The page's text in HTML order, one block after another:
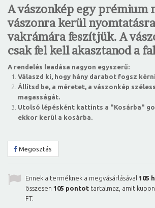
A vászonkép egy prémium
vászonra kerül
vakrámára feszítjük. A
csak fel kell akasztanod a
A rendelés leadása nagyon egyszerű:
Válaszd ki, hogy hány darabot fogsz
Állítsd be, a méretet, a vászonkép
magasságát.
Utolsó lépésként kattints a "Kosárba"
ekkor kerül a kosárba.
Megosztás
Ennek a terméknek a megvásárlásával 105
összesen 105 pontot tartalmaz, amit
FT.